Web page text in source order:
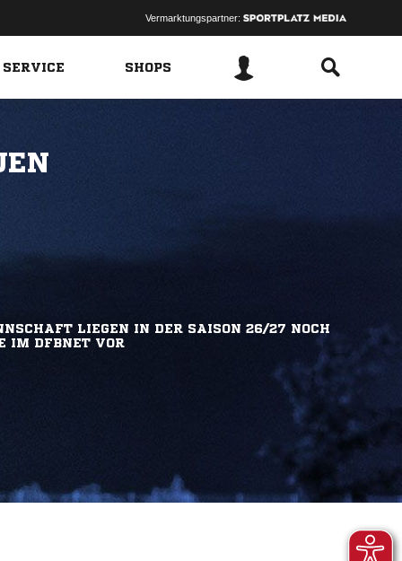
Vermarktungspartner:
SHOPS
LIEGEN IN DER SAISON 26/27 NOCH
IM DFBNET VOR